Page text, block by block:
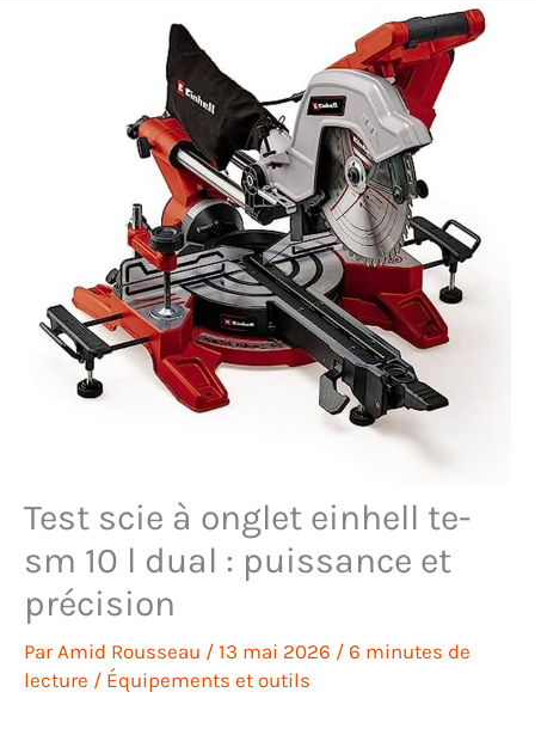
Test scie à onglet einhell te-
sm 10 l dual : puissance et
précision
ParAmid Rousseau / 13 mai 2026 / 6 minutes de
lecture / Équipements et outils